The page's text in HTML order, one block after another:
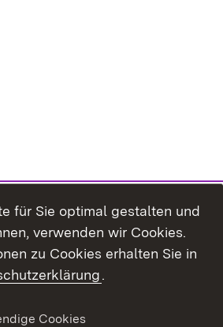
für Sie optimal gestalten und
verwenden wir Cookies.
zu Cookies erhalten Sie in
.
Cookies